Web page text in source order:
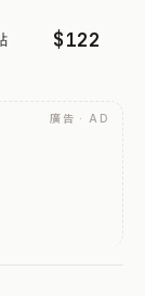
$122
廣告 · AD